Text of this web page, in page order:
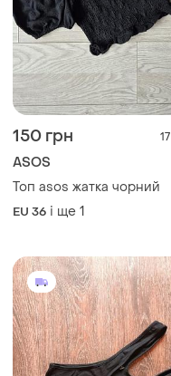
150 грн 17
ASOS
Топ asos жатка чорний
EU 36 і ще 1